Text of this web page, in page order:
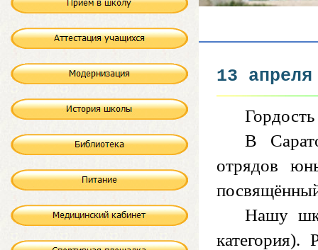
13
В
отрядов
Нашу
категория).